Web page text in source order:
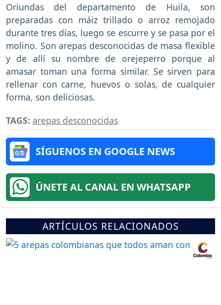
Oriundas del departamento de Huila, son
preparadas con máiz trillado o arroz remojado
durante tres días, luego se escurre y se pasa por el
molino. Son arepas desconocidas de masa flexible
y de allí su nombre de orejeperro porque al
amasar toman una forma similar. Se sirven para
rellenar con carne, huevos o solas, de cualquier
forma, son deliciosas.
TAGS: arepas desconocidas
SÍGUENOS EN GOOGLE NEWS
ÚNETE AL CANAL EN WHATSAPP
ARTÍCULOS RELACIONADOS